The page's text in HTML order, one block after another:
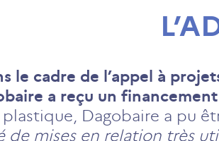
le cadre de l’appel à
a reçu un
Dagobaire a pu
de mises en relation très